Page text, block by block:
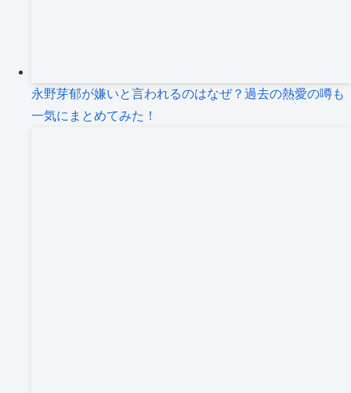
永野芽郁が嫌いと言われるのはなぜ？過去の熱愛の噂も
一気にまとめてみた！